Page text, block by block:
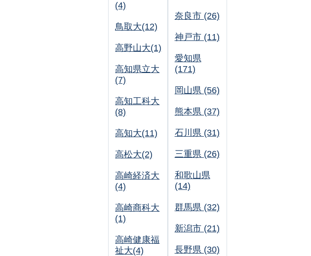
(4)
鳥取大(12)
高野山大(1)
高知県立大
(7)
高知工科大
(8)
高知大(11)
高松大(2)
高崎経済大
(4)
高崎商科大
(1)
高崎健康福
祉大(4)
奈良市 (26)
神戸市 (11)
愛知県
(171)
岡山県 (56)
熊本県 (37)
石川県 (31)
三重県 (26)
和歌山県
(14)
群馬県 (32)
新潟市 (21)
長野県 (30)